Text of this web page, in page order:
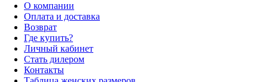
О компании
Оплата и доставка
Возврат
Где купить?
Личный кабинет
Стать дилером
Контакты